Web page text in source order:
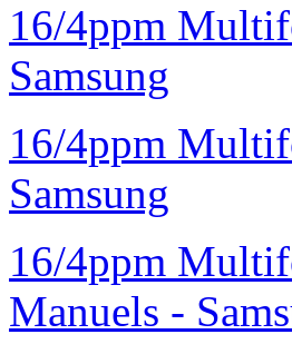
16/4ppm
Samsung
16/4ppm
Samsung
16/4ppm
Manuels -